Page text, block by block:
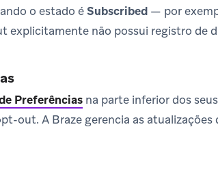
o estado éSubscribed — por
explicitamente não possui registro de
Preferências na parte inferior dos
out. A Braze gerencia as atualizações